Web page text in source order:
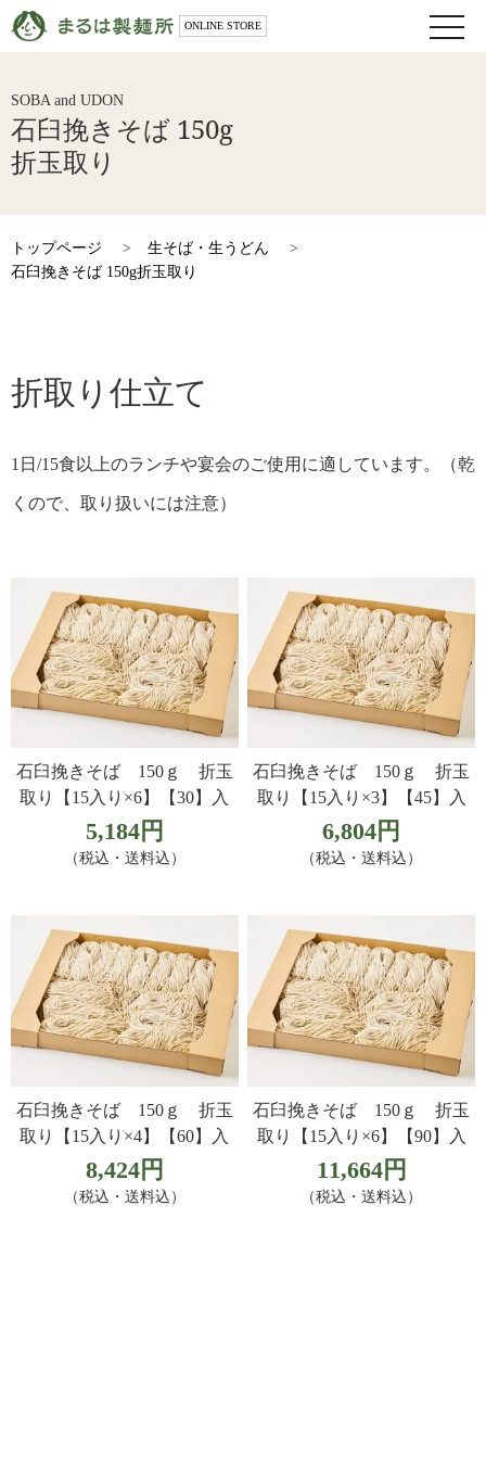
ONLINE STORE
toggle
SOBA and UDON
石臼挽きそば 150g
折玉取り
トップページ > 生そば・生うどん
>
石臼挽きそば 150g折玉取り
折取り仕立て
1日/15食以上のランチや宴会のご使用に適しています。（乾
くので、取り扱いには注意）
石臼挽きそば 150ｇ 折玉
取り【15入り×6】【30】入
5,184円
（税込・送料込）
石臼挽きそば 150ｇ 折玉
取り【15入り×3】【45】入
6,804円
（税込・送料込）
石臼挽きそば 150ｇ 折玉
取り【15入り×4】【60】入
8,424円
（税込・送料込）
石臼挽きそば 150ｇ 折玉
取り【15入り×6】【90】入
11,664円
（税込・送料込）